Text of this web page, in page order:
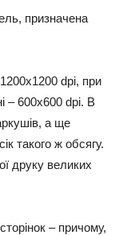
призначена
dpi, при
– 600х600 dpi. В
а ще
такого ж обсягу.
друку великих
– причому,